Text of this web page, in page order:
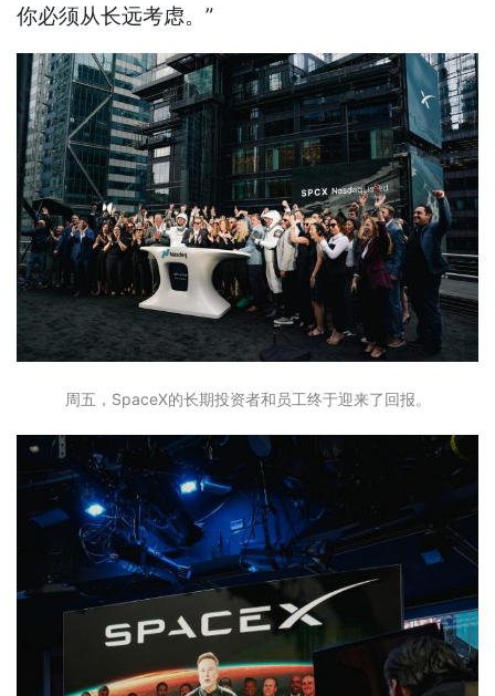
你必须从长远考虑。”
周五，SpaceX的长期投资者和员工终于迎来了回报。